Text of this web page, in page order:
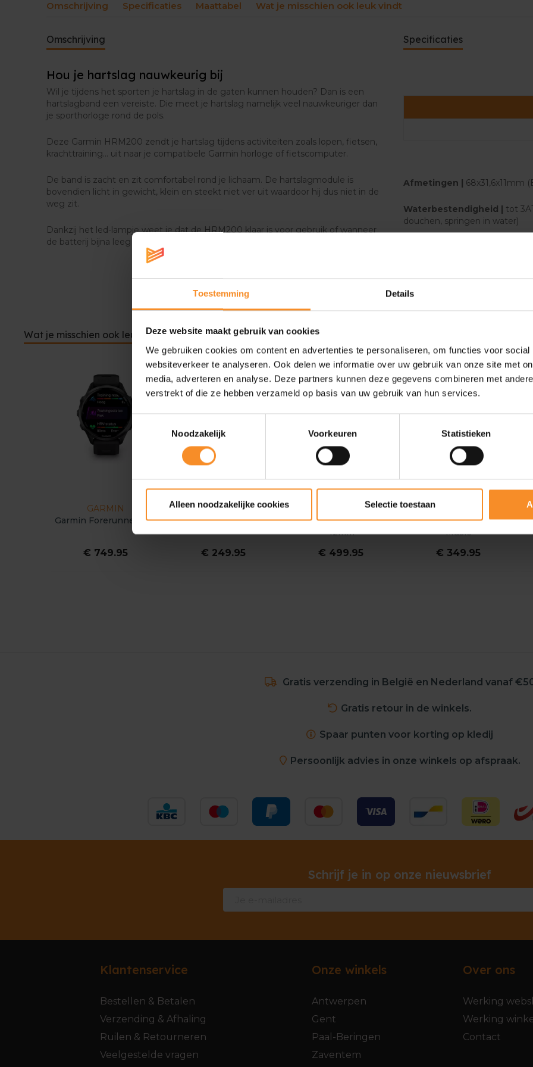
Toestemming Details
Deze website maakt gebruik van cookies
We gebruiken cookies om content en advertenties te personaliseren, om functies voor social
websiteverkeer te analyseren. Ook delen we informatie over uw gebruik van onze site met
media, adverteren en analyse. Deze partners kunnen deze gegevens combineren met
verstrekt of die ze hebben verzameld op basis van uw gebruik van hun services.
Noodzakelijk
Voorkeuren Statistieken
Alleen noodzakelijke cookies Selectie toestaan
Omschrijving Specificaties Maattabel Wat je misschien ook leuk vindt
Omschrijving
Hou je hartslag nauwkeurig bij
Wil je tijdens het sporten je hartslag in de gaten kunnen houden? Dan is een
hartslagband een vereiste. Die meet je hartslag namelijk veel nauwkeuriger dan
je sporthorloge rond de pols.
Deze Garmin HRM200 zendt je hartslag tijdens activiteiten zoals lopen, fietsen,
krachttraining… uit naar je compatibele Garmin horloge of fietscomputer.
De band is zacht en zit comfortabel rond je lichaam. De hartslagmodule is
bovendien licht in gewicht, klein en steekt niet ver uit waardoor hij dus niet in de
weg zit.
Dankzij het led-lampje weet je dat de HRM200 klaar is voor gebruik of wanneer
de batterij bijna leeg is.
Specificaties
Afmetingen | 68x31,6x11mm
Waterbestendigheid | tot
douchen, springen in water)
Tot 12
Wat je misschien ook leuk vindt
GARMIN
Garmin Forerunner 970
€ 749.95
GARMIN
Garmin Forerunner 70
€ 249.95
Garmin Forerunner 570 -
42mm
€ 499.95
Garmin Forerunner 170
Music
€ 349.95
Gratis verzending in België en Nederland vanaf
Gratis retour in de winkels.
Spaar punten voor korting op kledij
Persoonlijk advies in onze winkels op afspraak.
Schrijf je in op onze nieuwsbrief
Klantenservice
Bestellen & Betalen
Verzending & Afhaling
Ruilen & Retourneren
Veelgestelde vragen
Onze winkels
Antwerpen
Gent
Paal-Beringen
Zaventem
Over ons
Werking
Werking
Contact